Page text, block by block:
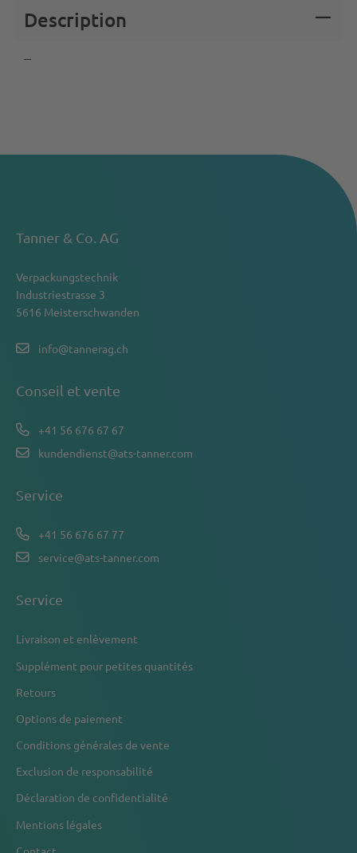
Description
---
Tanner & Co. AG
Verpackungstechnik
Industriestrasse 3
5616 Meisterschwanden
info@tannerag.ch
Conseil et vente
+41 56 676 67 67
kundendienst@ats-tanner.com
Service
+41 56 676 67 77
service@ats-tanner.com
Service
Livraison et enlèvement
Supplément pour petites quantités
Retours
Options de paiement
Conditions générales de vente
Exclusion de responsabilité
Déclaration de confidentialité
Mentions légales